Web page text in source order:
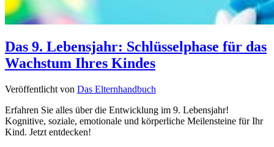
Das 9. Lebensjahr: Schlüsselphase für das
Wachstum Ihres Kindes
Veröffentlicht von Das Elternhandbuch
Erfahren Sie alles über die Entwicklung im 9. Lebensjahr!
Kognitive, soziale, emotionale und körperliche Meilensteine für Ihr
Kind. Jetzt entdecken!